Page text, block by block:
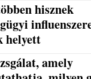
hisznek
helyett
amely